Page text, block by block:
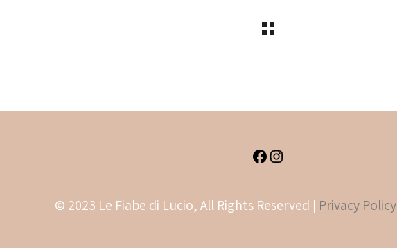
Facebook
Instagram
© 2023 Le Fiabe di Lucio, All Rights Reserved | Privacy Policy